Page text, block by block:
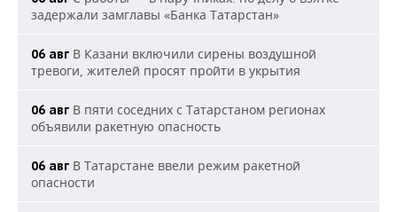
задержали замглавы «Банка Татарстан»
06 авг В Казани включили сирены воздушной
тревоги, жителей просят пройти в укрытия
06 авг В пяти соседних с Татарстаном регионах
объявили ракетную опасность
06 авг В Татарстане ввели режим ракетной
опасности